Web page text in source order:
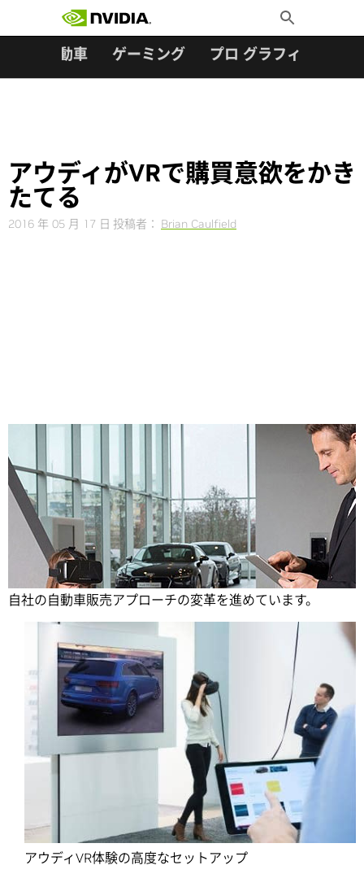
Toggle
Search
自動車 ゲーミング プロ グラフィックス
アウディがVRで購買意欲をかき
たてる
2016 年 05 月 17 日 投稿者： Brian Caulfield
アウディでは、VRテクノロジの急速な発展に後押しされ、
自社の自動車販売アプローチの変革を進めています。
アウディVR体験の高度なセットアップ